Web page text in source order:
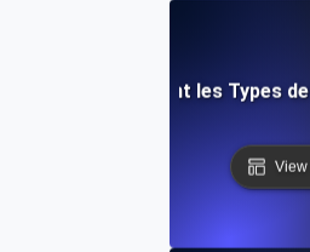
Quels sont les Types